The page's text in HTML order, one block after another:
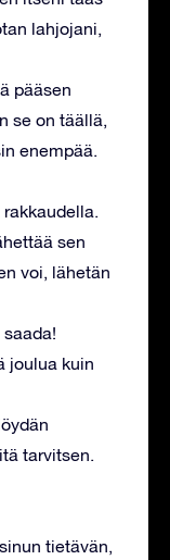
lahjojani,
pääsen
se on täällä,
enempää.
sen
voi, lähetän
joulua kuin
tarvitsen.
tietävän,